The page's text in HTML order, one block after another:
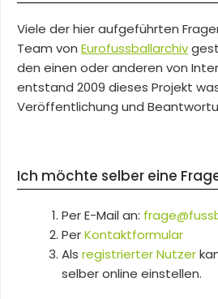
Viele der hier aufgeführten
Team von Eurofussballarchiv
den einen oder anderen von
entstand 2009 dieses Projekt
Veröffentlichung und
Ich möchte selber eine
Per E-Mail an:
PerKontaktformular
Als registrierter Nutzer
selber online einstellen.